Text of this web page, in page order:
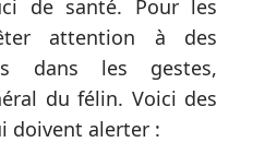
de santé. Pour les
attention à des
dans les gestes,
du félin. Voici des
doivent alerter :